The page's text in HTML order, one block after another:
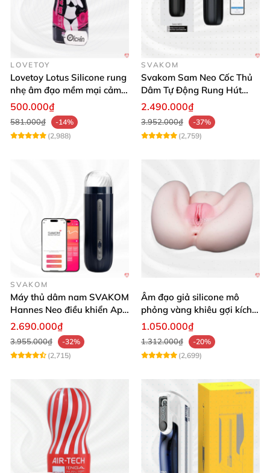
LOVETOY
Lovetoy Lotus Silicone rung
nhẹ âm đạo mềm mại cảm
giác thật
500.000₫
581.000₫
-14%
(2,988)
SVAKOM
Svakom Sam Neo Cốc Thủ
Dâm Tự Động Rung Hút
App Điều Khiển Xa
2.490.000₫
3.952.000₫
-37%
(2,759)
SVAKOM
Máy thủ dâm nam SVAKOM
Hannes Neo điều khiển App
tương tác
2.690.000₫
3.955.000₫
-32%
(2,715)
Âm đạo giả silicone mô
phỏng vàng khiêu gợi kích
thích mua
1.050.000₫
1.312.000₫
-20%
(2,699)